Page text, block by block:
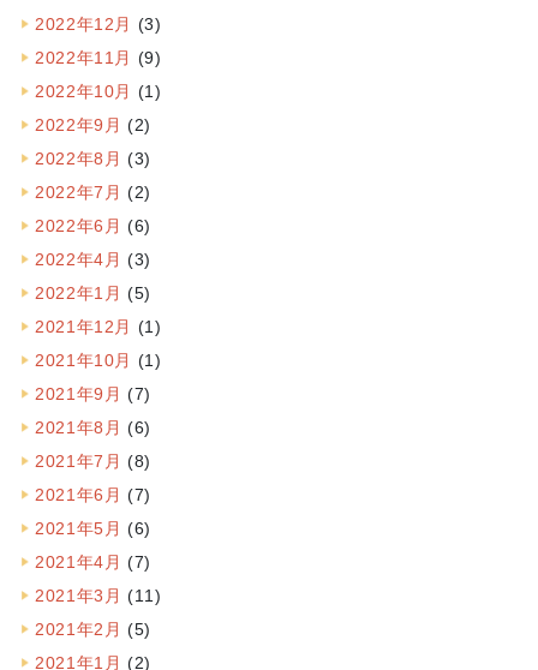
2022年12月 (3)
2022年11月 (9)
2022年10月 (1)
2022年9月 (2)
2022年8月 (3)
2022年7月 (2)
2022年6月 (6)
2022年4月 (3)
2022年1月 (5)
2021年12月 (1)
2021年10月 (1)
2021年9月 (7)
2021年8月 (6)
2021年7月 (8)
2021年6月 (7)
2021年5月 (6)
2021年4月 (7)
2021年3月 (11)
2021年2月 (5)
2021年1月 (2)